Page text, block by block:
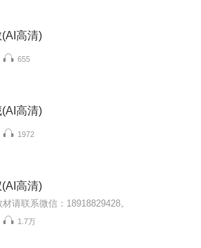
高清)
655
高清)
1972
高清)
请联系微信：18918829428。
1.7万